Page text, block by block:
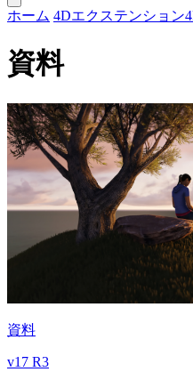
ホーム 4Dエクステンション
資料
資料
v17 R3